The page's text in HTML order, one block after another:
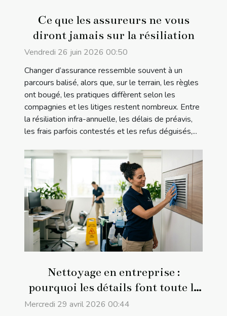
Ce que les assureurs ne vous
diront jamais sur la résiliation
Vendredi 26 juin 2026 00:50
Changer d’assurance ressemble souvent à un
parcours balisé, alors que, sur le terrain, les règles
ont bougé, les pratiques diffèrent selon les
compagnies et les litiges restent nombreux. Entre
la résiliation infra-annuelle, les délais de préavis,
les frais parfois contestés et les refus déguisés,...
Nettoyage en entreprise :
pourquoi les détails font toute la
différence
Mercredi 29 avril 2026 00:44